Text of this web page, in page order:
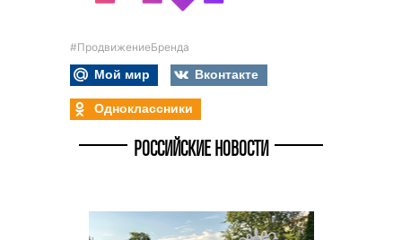
#ПродвижениеБренда
Мой мир
Вконтакте
Одноклассники
РОССИЙСКИЕ НОВОСТИ